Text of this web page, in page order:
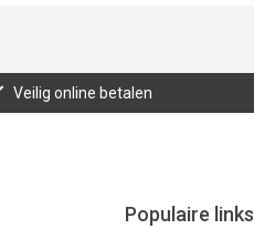
Veilig online betalen
Populaire links